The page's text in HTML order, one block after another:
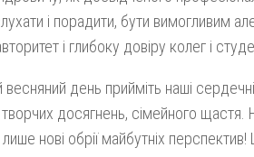
і порадити, бути вимогливим
і глибоку довіру колег і
день прийміть наші сердечні
досягнень, сімейного щастя.
нові обрії майбутніх